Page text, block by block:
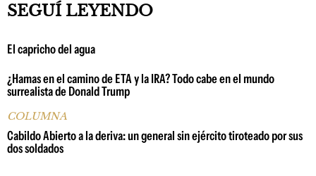
SEGUÍ LEYENDO
El capricho del agua
¿Hamas en el camino de ETA y la IRA? Todo cabe en el mundo
surrealista de Donald Trump
COLUMNA
Cabildo Abierto a la deriva: un general sin ejército tiroteado por sus
dos soldados